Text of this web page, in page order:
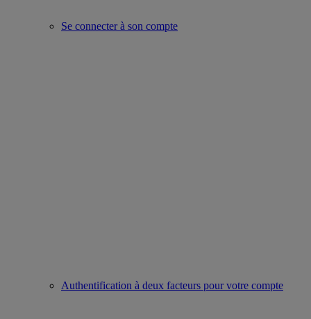
Se connecter à son compte
Authentification à deux facteurs pour votre compte